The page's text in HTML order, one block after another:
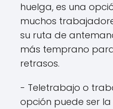
huelga, es una
muchos
su ruta de
más temprano
retrasos.
- Teletrabajo o
opción puede ser